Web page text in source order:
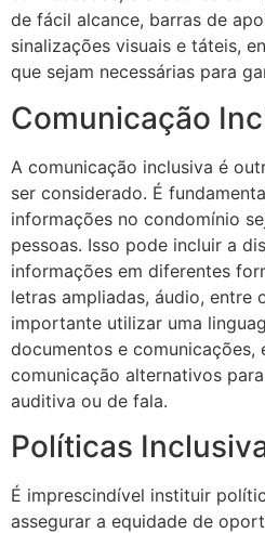
de fácil alcance, barras de
sinalizações visuais e táteis,
que sejam necessárias para
Comunicação
A comunicação inclusiva é
ser considerado. É
informações no condomínio
pessoas. Isso pode incluir a
informações em diferentes
letras ampliadas, áudio, entre
importante utilizar uma
documentos e comunicações,
comunicação alternativos
auditiva ou de fala.
Políticas
É imprescindível instituir
assegurar a equidade de